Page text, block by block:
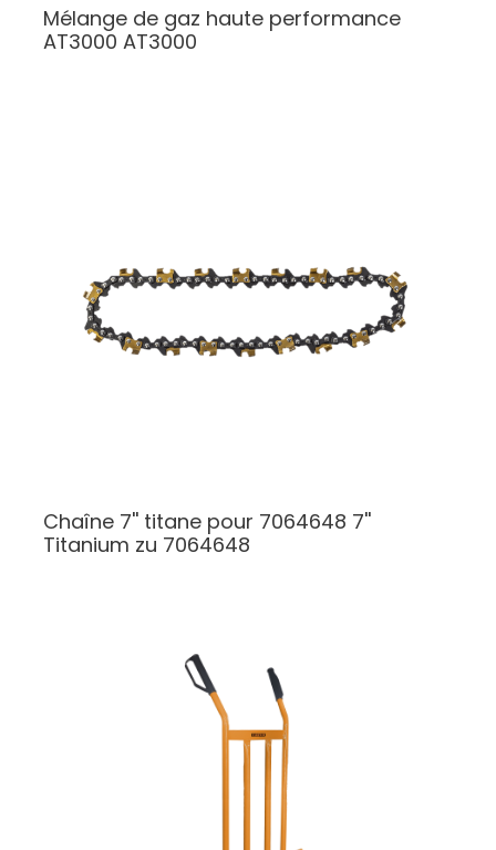
Mélange de gaz haute performance
AT3000 AT3000
Chaîne 7'' titane pour 7064648 7''
Titanium zu 7064648